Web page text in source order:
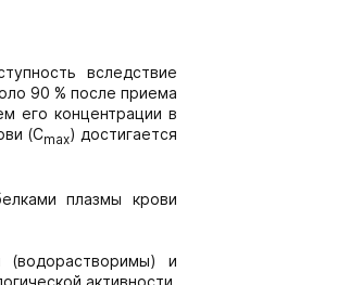
вследствие
90 % после приема
его концентрации в
(Сmах) достигается
плазмы крови
(водорастворимы) и